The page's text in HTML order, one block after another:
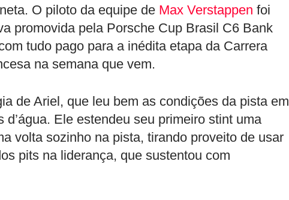
O piloto da equipe de Max Verstappen foi
promovida pela Porsche Cup Brasil C6 Bank
tudo pago para a inédita etapa da Carrera
na semana que vem.
de Ariel, que leu bem as condições da pista em
Ele estendeu seu primeiro stint uma
volta sozinho na pista, tirando proveito de usar
pits na liderança, que sustentou com